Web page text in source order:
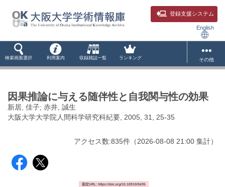
登録支援システム
English
検索画面選択 利用案内 収録雑誌一覧 ランキング その他
因果推論に与える随伴性と自我関与性の効果
新居, 佳子; 赤井, 誠生
大阪大学大学院人間科学研究科紀要, 2005, 31, 25-35
アクセス数:835件 （2026-08-08 21:00 集計）
固定URL: https://doi.org/10.18910/5695